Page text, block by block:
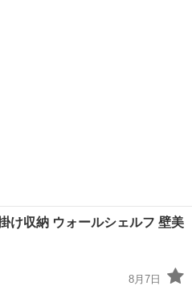
け収納 ウォールシェルフ 壁美
8月7日